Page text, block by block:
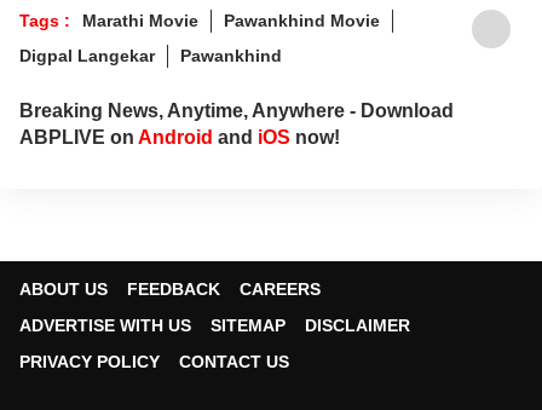
Tags : Marathi Movie
Pawankhind Movie
Digpal Langekar
Pawankhind
Breaking News, Anytime, Anywhere - Download
ABPLIVE on Android and iOS now!
ABOUT US FEEDBACK
CAREERS
ADVERTISE WITH US
SITEMAP
DISCLAIMER
PRIVACY POLICY
CONTACT US